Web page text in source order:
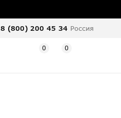
8 (800) 200 45 34 Россия
0 0